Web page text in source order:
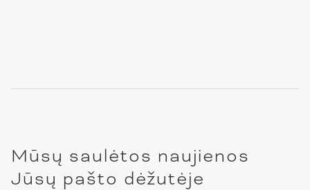
Mūsų saulėtos naujienos
Jūsų pašto dėžutėje